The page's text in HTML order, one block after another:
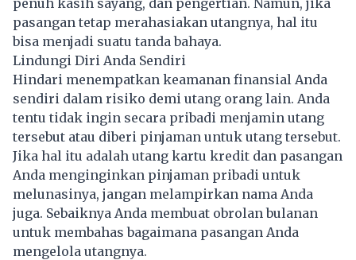
pasangan tetap merahasiakan utangnya, hal itu
bisa menjadi suatu tanda bahaya.
Lindungi Diri Anda Sendiri
Hindari menempatkan keamanan finansial Anda
sendiri dalam risiko demi utang orang lain. Anda
tentu tidak ingin secara pribadi menjamin utang
tersebut atau diberi pinjaman untuk utang tersebut.
Jika hal itu adalah utang kartu kredit dan pasangan
Anda menginginkan pinjaman pribadi untuk
melunasinya, jangan melampirkan nama Anda
juga. Sebaiknya Anda membuat obrolan bulanan
untuk membahas bagaimana pasangan Anda
mengelola utangnya.